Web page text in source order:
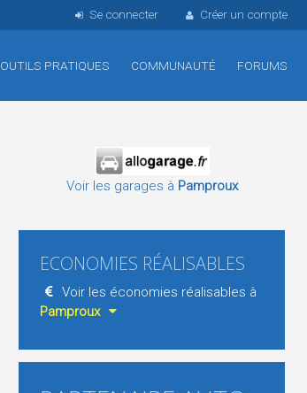
Se connecter Créer un compte
OUTILS PRATIQUES COMMUNAUTÉ FORUMS
Voir les garages à Pamproux
ECONOMIES RÉALISABLES
Voir les économies réalisables à
Pamproux